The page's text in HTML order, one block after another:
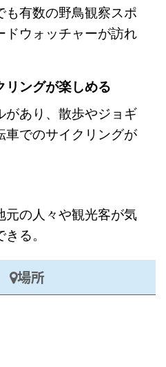
も有数の野鳥観察スポ
ドウォッチャーが訪れ
リングが楽しめる
があり、散歩やジョギ
車でのサイクリングが
元の人々や観光客が気
る。
場所